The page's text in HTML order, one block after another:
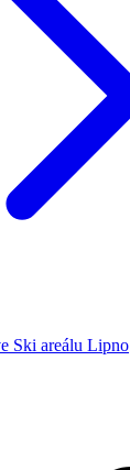
Ski areálu Lipno